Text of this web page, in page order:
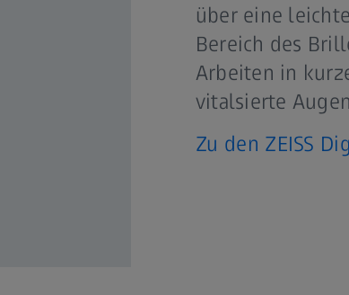
über eine
Bereich des
Arbeiten in
vitalsierte
Zu den ZEISS